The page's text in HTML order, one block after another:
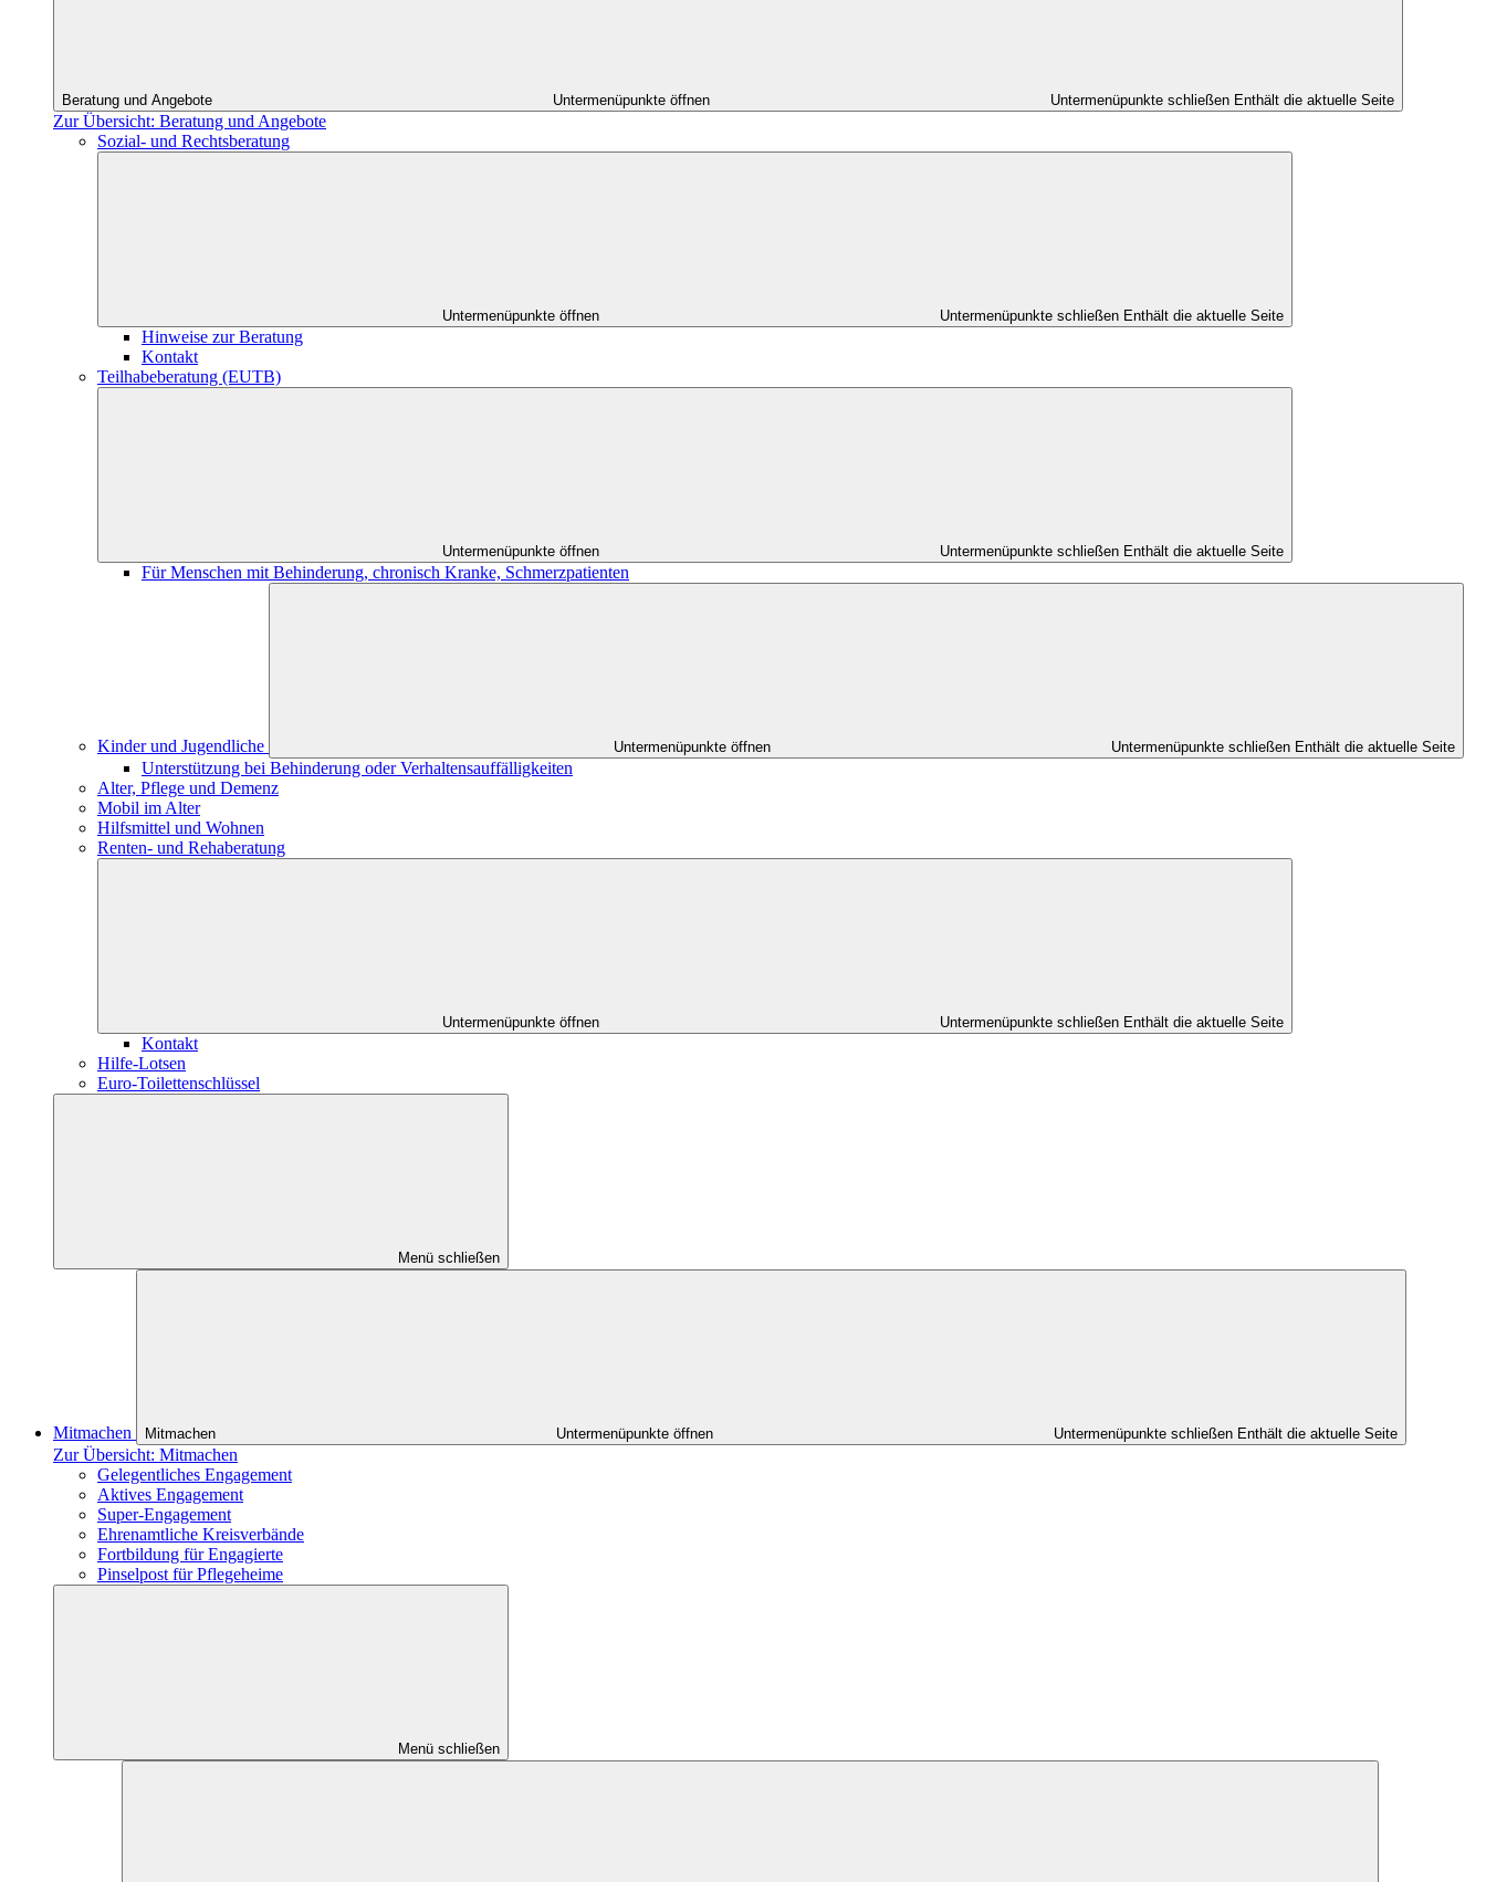
Beratung und Angebote Untermenüpunkte öffnen Untermenüpunkte schließen Enthält die aktuelle Seite
Zur Übersicht: Beratung und Angebote
Sozial- und Rechtsberatung
Untermenüpunkte öffnen Untermenüpunkte schließen Enthält die aktuelle Seite
Hinweise zur Beratung
Kontakt
Teilhabeberatung (EUTB)
Untermenüpunkte öffnen Untermenüpunkte schließen Enthält die aktuelle Seite
Für Menschen mit Behinderung, chronisch Kranke, Schmerzpatienten
Kinder und Jugendliche Untermenüpunkte öffnen Untermenüpunkte schließen Enthält die aktuelle Seite
Unterstützung bei Behinderung oder Verhaltensauffälligkeiten
Alter, Pflege und Demenz
Mobil im Alter
Hilfsmittel und Wohnen
Renten- und Rehaberatung
Untermenüpunkte öffnen Untermenüpunkte schließen Enthält die aktuelle Seite
Kontakt
Hilfe-Lotsen
Euro-Toilettenschlüssel
Menü schließen
Mitmachen Mitmachen Untermenüpunkte öffnen Untermenüpunkte schließen Enthält die aktuelle Seite
Zur Übersicht: Mitmachen
Gelegentliches Engagement
Aktives Engagement
Super-Engagement
Ehrenamtliche Kreisverbände
Fortbildung für Engagierte
Pinselpost für Pflegeheime
Menü schließen